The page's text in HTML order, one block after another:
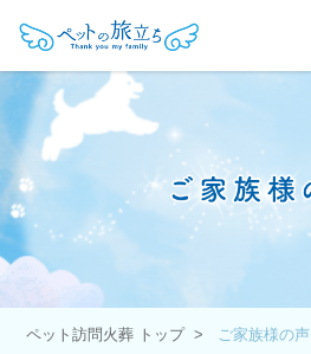
ペット訪問火葬 トップ ご家族様の声